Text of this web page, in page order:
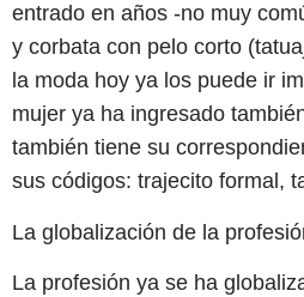
entrado en años -no muy
y corbata con pelo corto
la moda hoy ya los puede ir
mujer ya ha ingresado
también tiene su
sus códigos: trajecito formal,
La globalización de la
La profesión ya se ha